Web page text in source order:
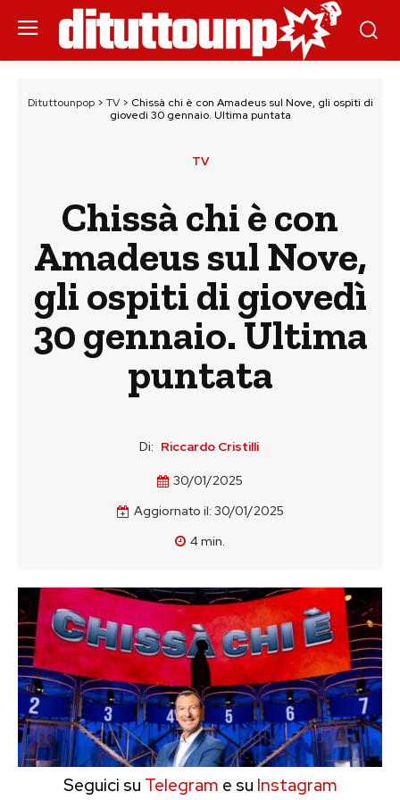
Dituttounpop> TV> Chissà chi è con Amadeus sul Nove, gli ospiti di
giovedì 30 gennaio. Ultima puntata
TV
Chissà chi è con
Amadeus sul Nove,
gli ospiti di giovedì
30 gennaio. Ultima
puntata
Di: Riccardo Cristilli
30/01/2025
Aggiornato il: 30/01/2025
4min.
Seguici su Telegram e su Instagram